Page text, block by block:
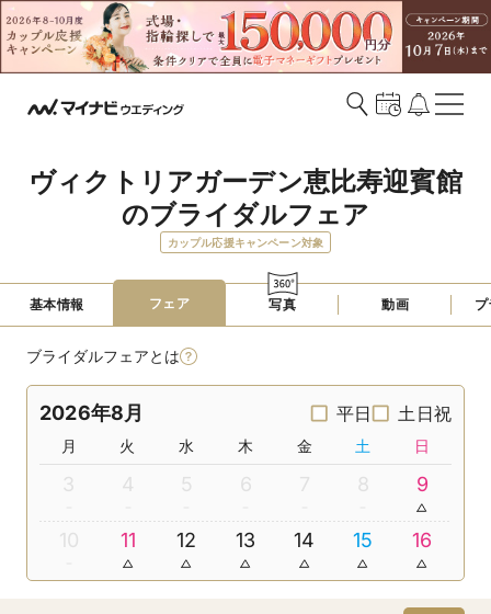
ヴィクトリアガーデン恵比寿迎賓館
のブライダルフェア
カップル応援キャンペーン対象
基本情報 フェア 写真 動画
ブライダルフェアとは
2026年8月 平日 土日祝
月 火 水 木 金 土 日
3 4 5 6 7 8 9
10 11 12 13 14 15 16